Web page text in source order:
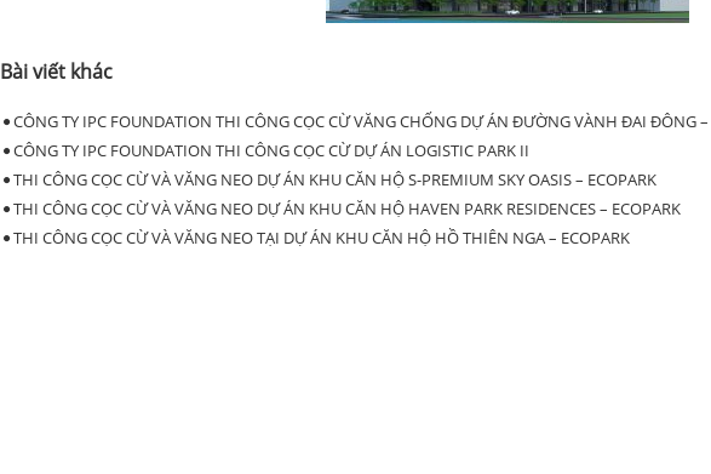
Bài viết khác
CÔNG TY IPC FOUNDATION THI CÔNG CỌC CỪ VĂNG CHỐNG DỰ ÁN ĐƯỜNG VÀNH ĐAI ĐÔNG
CÔNG TY IPC FOUNDATION THI CÔNG CỌC CỪ DỰ ÁN LOGISTIC PARK II
THI CÔNG CỌC CỪ VÀ VĂNG NEO DỰ ÁN KHU CĂN HỘ S-PREMIUM SKY OASIS – ECOPARK
THI CÔNG CỌC CỪ VÀ VĂNG NEO DỰ ÁN KHU CĂN HỘ HAVEN PARK RESIDENCES – ECOPARK
THI CÔNG CỌC CỪ VÀ VĂNG NEO TẠI DỰ ÁN KHU CĂN HỘ HỒ THIÊN NGA – ECOPARK